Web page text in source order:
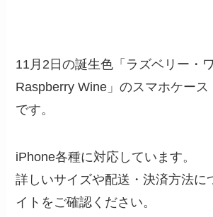
11月2日の誕生色「ラズベリー・
Raspberry Wine」のスマホケース
です。
iPhone各種に対応しています。
詳しいサイズや配送・決済方法に
イトをご確認ください。